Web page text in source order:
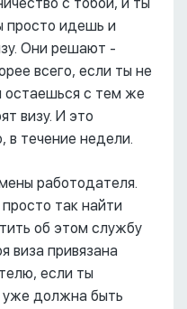
с тобой, и ты
просто идешь и
Они решают -
всего, если ты не
остаешься с тем же
визу. И это
в течение недели.
работодателя.
так найти
об этом службу
виза привязана
если ты
должна быть